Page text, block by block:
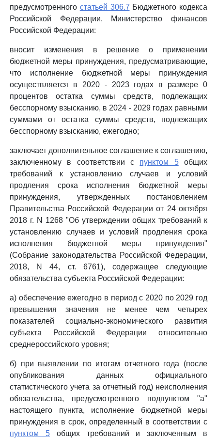
предусмотренного статьей 306.7 Бюджетного кодекса
Российской Федерации, Министерство финансов
Российской Федерации:
вносит изменения в решение о применении
бюджетной меры принуждения, предусматривающие,
что исполнение бюджетной меры принуждения
осуществляется в 2020 - 2023 годах в размере 0
процентов остатка суммы средств, подлежащих
бесспорному взысканию, в 2024 - 2029 годах равными
суммами от остатка суммы средств, подлежащих
бесспорному взысканию, ежегодно;
заключает дополнительное соглашение к соглашению,
заключенному в соответствии с пунктом 5общих
требований к установлению случаев и условий
продления срока исполнения бюджетной меры
принуждения, утвержденных постановлением
Правительства Российской Федерации от 24 октября
2018 г. N 1268 "Об утверждении общих требований к
установлению случаев и условий продления срока
исполнения бюджетной меры принуждения"
(Собрание законодательства Российской Федерации,
2018, N 44, ст. 6761), содержащее следующие
обязательства субъекта Российской Федерации:
а) обеспечение ежегодно в период с 2020 по 2029 год
превышения значения не менее чем четырех
показателей социально-экономического развития
субъекта Российской Федерации относительно
среднероссийского уровня;
б) при выявлении по итогам отчетного года (после
опубликования данных официального
статистического учета за отчетный год) неисполнения
обязательства, предусмотренного подпунктом "а"
настоящего пункта, исполнение бюджетной меры
принуждения в срок, определенный в соответствии с
пунктом 5общих требований и заключенным в